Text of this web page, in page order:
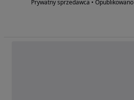
Prywatny sprzedawca • Opublikowano